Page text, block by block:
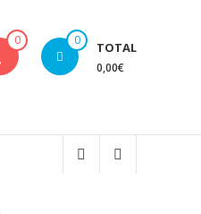
0 0 TOTAL
0,00€